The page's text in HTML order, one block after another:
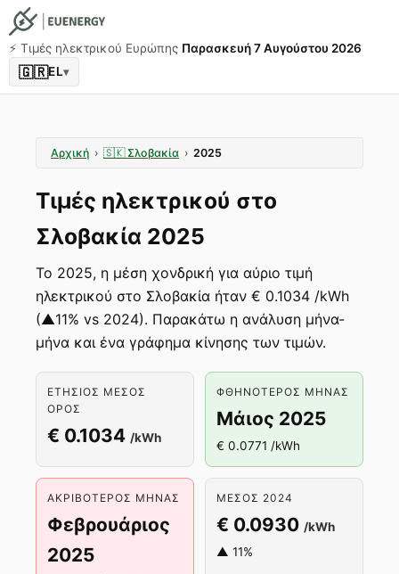
⚡️ Τιμές ηλεκτρικού Ευρώπης Παρασκευή 7 Αυγούστου 2026
🇬🇷EL▾
Αρχική › 🇸🇰 Σλοβακία › 2025
Τιμές ηλεκτρικού στο
Σλοβακία 2025
Το 2025, η μέση χονδρική για αύριο τιμή
ηλεκτρικού στο Σλοβακία ήταν € 0.1034 /kWh
(▲11% vs 2024). Παρακάτω η ανάλυση μήνα-
μήνα και ένα γράφημα κίνησης των τιμών.
ΕΤΉΣΙΟΣ ΜΈΣΟΣ
ΌΡΟΣ
€ 0.1034 /kWh
ΦΘΗΝΌΤΕΡΟΣ ΜΉΝΑΣ
Μάιος 2025
€ 0.0771 /kWh
ΑΚΡΙΒΌΤΕΡΟΣ ΜΉΝΑΣ
Φεβρουάριος
2025
ΜΈΣΟΣ 2024
€ 0.0930 /kWh
▲ 11%